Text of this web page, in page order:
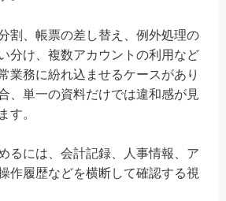
割、帳票の差し替え、例外処理の
分け、複数アカウントの利用など
業務に紛れ込ませるケースがあり
、単一の資料だけでは違和感が見
す。
るには、会計記録、人事情報、ア
作履歴などを横断して確認する視